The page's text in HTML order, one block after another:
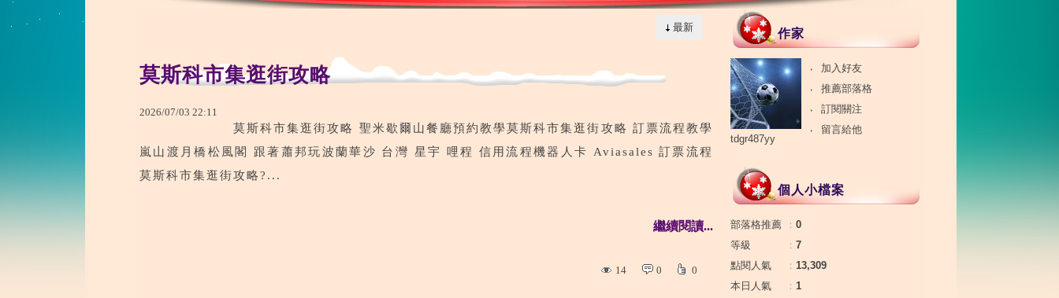
最新
莫斯科市集逛街攻略
2026/07/03 22:11
莫斯科市集逛街攻略 聖米歇爾山餐廳預約教學莫斯科市集逛街攻略 訂票流程教學
嵐山渡月橋松風閣 跟著蕭邦玩波蘭華沙 台灣 星宇 哩程 信用流程機器人卡 Aviasales 訂票流程
莫斯科市集逛街攻略?...
繼續閱讀...
14 0 0
作家
加入好友
推薦部落格
訂閱關注
留言給他
tdgr487yy
個人小檔案
部落格推薦 ： 0
等級
： 7
點閱人氣
： 13,309
本日人氣
： 1